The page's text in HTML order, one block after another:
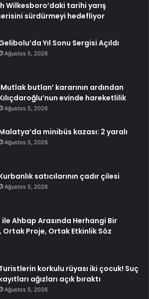
Wilkesboro’daki tarihi yarış
sürdürmeyi hedefliyor
Yıl Sonu Sergisi Açıldı
Ağustos 5, 2026
butlan’ kararının ardından
evinde hareketlilik
Ağustos 5, 2026
minibüs kazası: 2 yaralı
Ağustos 5, 2026
satıcılarının çadır çilesi
Ağustos 5, 2026
Ahbap Arasında Herhangi Bir
Ortak Proje, Ortak Etkinlik Söz
korkulu rüyası iki çocuk! Suç
ağızları açık bıraktı
Ağustos 5, 2026